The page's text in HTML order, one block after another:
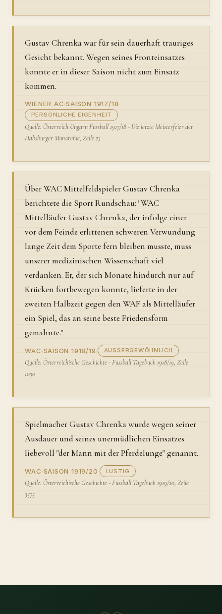
Gustav Chrenka war für sein dauerhaft trauriges
Gesicht bekannt. Wegen seines Fronteinsatzes
konnte er in dieser Saison nicht zum Einsatz
kommen.
WIENER AC·SAISON 1917/18·
PERSÖNLICHE EIGENHEIT
Quelle: Österreich Ungarn Fussball 1917/18 - Die letzte Meisterfeier der
Habsburger Monarchie, Zeile 23
Über WAC Mittelfeldspieler Gustav Chrenka
berichtete die Sport Rundschau: "WAC
Mittelläufer Gustav Chrenka, der infolge einer
vor dem Feinde erlittenen schweren Verwundung
lange Zeit dem Sporte fern bleiben musste, muss
unserer medizinischen Wissenschaft viel
verdanken. Er, der sich Monate hindurch nur auf
Krücken fortbewegen konnte, lieferte in der
zweiten Halbzeit gegen den WAF als Mittelläufer
ein Spiel, das an seine beste Friedensform
gemahnte."
WAC·SAISON 1918/19· AUSSERGEWÖHNLICH
Quelle: Österreichische Geschichte - Fussball Tagebuch 1918/19, Zeile
1030
Spielmacher Gustav Chrenka wurde wegen seiner
Ausdauer und seines unermüdlichen Einsatzes
liebevoll "der Mann mit der Pferdelunge" genannt.
WAC·SAISON 1919/20· LUSTIG
Quelle: Österreichische Geschichte - Fussball Tagebuch 1919/20, Zeile
3575